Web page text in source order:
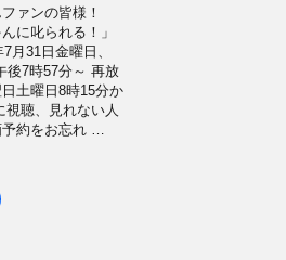
ァンの皆様！
んに叱られる！」​
月31日金曜日、
後7時57分～ 再放
土曜日8時15分か
視聴、見れない人
予約をお忘れ …